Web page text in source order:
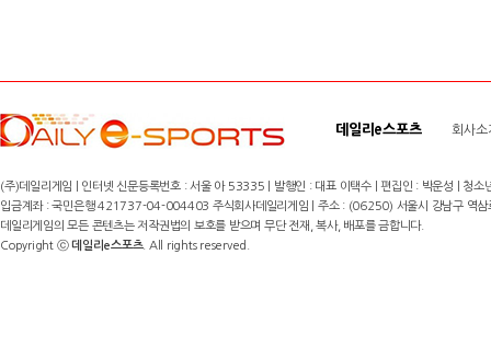
데일리e스포츠 회사소
(주)데일리게임 | 인터넷 신문등록번호 : 서울 아 53335 | 발행인 : 대표 이택수 | 편집인 : 박운성 |
입금계좌 : 국민은행 421737-04-004403 주식회사데일리게임 | 주소 : (06250) 서울시 강남구
데일리게임의 모든 콘텐츠는 저작권법의 보호를 받으며 무단 전재, 복사, 배포를 금합니다.
Copyright ⓒ데일리e스포츠. All rights reserved.